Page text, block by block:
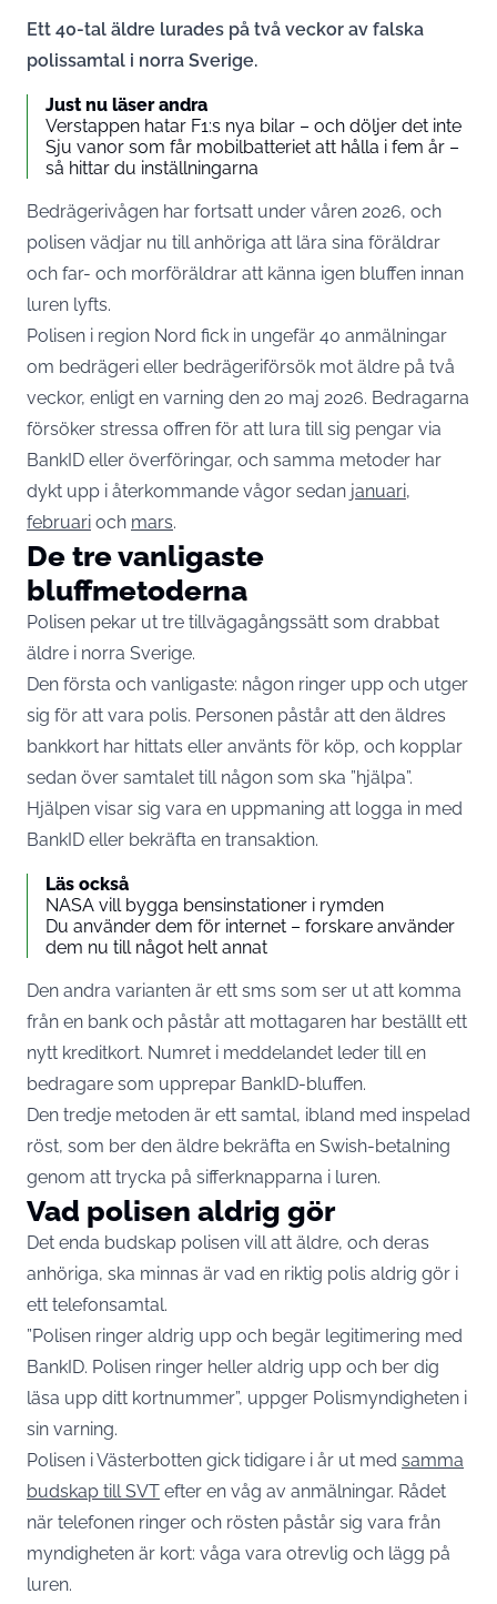
Ett 40-tal äldre lurades på två veckor av falska
polissamtal i norra Sverige.
Just nu läser andra
Verstappen hatar F1:s nya bilar – och döljer det inte
Sju vanor som får mobilbatteriet att hålla i fem år –
så hittar du inställningarna
Bedrägerivågen har fortsatt under våren 2026, och
polisen vädjar nu till anhöriga att lära sina föräldrar
och far- och morföräldrar att känna igen bluffen innan
luren lyfts.
Polisen i region Nord fick in ungefär 40 anmälningar
om bedrägeri eller bedrägeriförsök mot äldre på två
veckor, enligt en varning den 20 maj 2026. Bedragarna
försöker stressa offren för att lura till sig pengar via
BankID eller överföringar, och samma metoder har
dykt upp i återkommande vågor sedan januari,
februari och mars.
De tre vanligaste
bluffmetoderna
Polisen pekar ut tre tillvägagångssätt som drabbat
äldre i norra Sverige.
Den första och vanligaste: någon ringer upp och utger
sig för att vara polis. Personen påstår att den äldres
bankkort har hittats eller använts för köp, och kopplar
sedan över samtalet till någon som ska ”hjälpa”.
Hjälpen visar sig vara en uppmaning att logga in med
BankID eller bekräfta en transaktion.
Läs också
NASA vill bygga bensinstationer i rymden
Du använder dem för internet – forskare använder
dem nu till något helt annat
Den andra varianten är ett sms som ser ut att komma
från en bank och påstår att mottagaren har beställt ett
nytt kreditkort. Numret i meddelandet leder till en
bedragare som upprepar BankID-bluffen.
Den tredje metoden är ett samtal, ibland med inspelad
röst, som ber den äldre bekräfta en Swish-betalning
genom att trycka på sifferknapparna i luren.
Vad polisen aldrig gör
Det enda budskap polisen vill att äldre, och deras
anhöriga, ska minnas är vad en riktig polis aldrig gör i
ett telefonsamtal.
”Polisen ringer aldrig upp och begär legitimering med
BankID. Polisen ringer heller aldrig upp och ber dig
läsa upp ditt kortnummer”, uppger Polismyndigheten i
sin varning.
Polisen i Västerbotten gick tidigare i år ut med samma
budskap till SVT efter en våg av anmälningar. Rådet
när telefonen ringer och rösten påstår sig vara från
myndigheten är kort: våga vara otrevlig och lägg på
luren.